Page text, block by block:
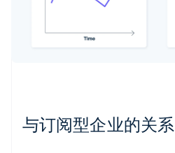
与订阅型企业的关系